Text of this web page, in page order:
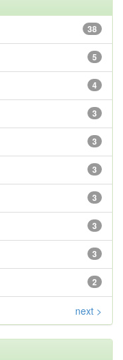
38
5
4
3
3
3
3
3
3
2
next >